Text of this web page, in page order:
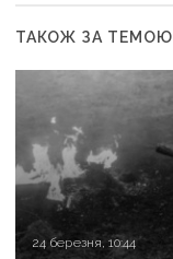
ТАКОЖ ЗА ТЕМОЮ
24 березня, 10:44